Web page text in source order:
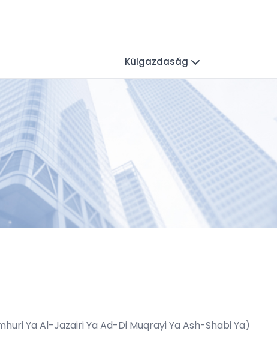
Külgazdaság
Ya Al-Jazairi Ya Ad-Di Muqrayi Ya Ash-Shabi Ya)